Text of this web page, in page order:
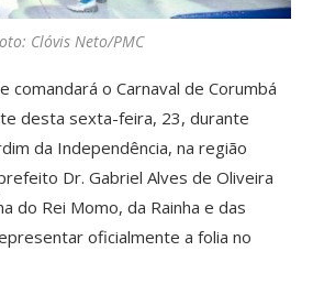
Clóvis Neto/PMC
comandará o Carnaval de Corumbá
desta sexta-feira, 23, durante
da Independência, na região
Dr. Gabriel Alves de Oliveira
do Rei Momo, da Rainha e das
oficialmente a folia no